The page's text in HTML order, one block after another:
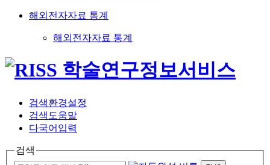
해외전자자료 통계
해외전자자료 통계
검색환경설정
검색도움말
다국어입력
검색